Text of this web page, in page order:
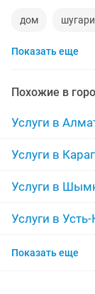
дом
ремонт
установка
вывоз мусора
ремонт окон
диван
манипулятор
Показать еще
Похожие в
Услуги в
Услуги в
Услуги в
Услуги в
Услуги в Актобе
Показать еще